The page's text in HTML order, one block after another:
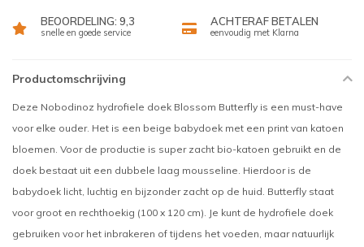
BEOORDELING: 9,3
snelle en goede service
ACHTERAF BETALEN
eenvoudig met Klarna
Productomschrijving
Deze Nobodinoz hydrofiele doek Blossom Butterfly is een must-have
voor elke ouder. Het is een beige babydoek met een print van katoen
bloemen. Voor de productie is super zacht bio-katoen gebruikt en de
doek bestaat uit een dubbele laag mousseline. Hierdoor is de
babydoek licht, luchtig en bijzonder zacht op de huid. Butterfly staat
voor groot en rechthoekig (100 x 120 cm). Je kunt de hydrofiele doek
gebruiken voor het inbrakeren of tijdens het voeden, maar natuurlijk